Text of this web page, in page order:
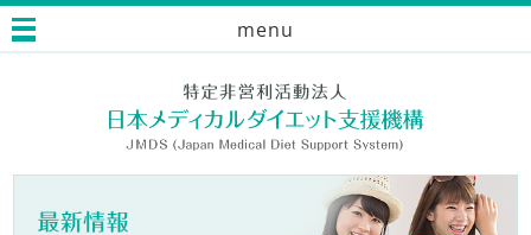
menu